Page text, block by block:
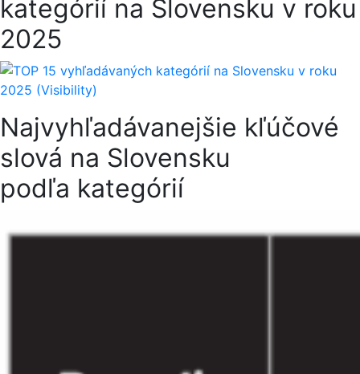
kategórií na Slovensku v roku
2025
Najvyhľadávanejšie kľúčové
slová na Slovensku
podľa kategórií